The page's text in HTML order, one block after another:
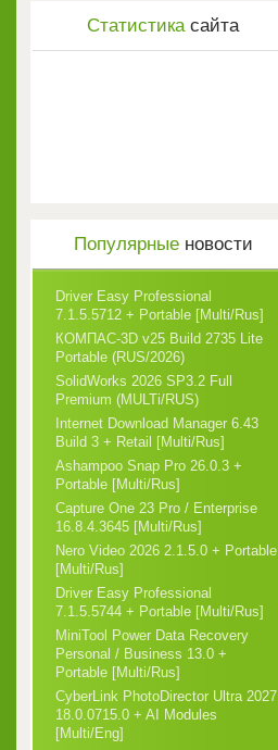
Статистикасайта
Популярныеновости
Driver Easy Professional
7.1.5.5712 + Portable [Multi/Rus]
КОМПАС-3D v25 Build 2735 Lite
Portable (RUS/2026)
SolidWorks 2026 SP3.2 Full
Premium (MULTi/RUS)
Internet Download Manager 6.43
Build 3 + Retail [Multi/Rus]
Ashampoo Snap Pro 26.0.3 +
Portable [Multi/Rus]
Capture One 23 Pro / Enterprise
16.8.4.3645 [Multi/Rus]
Nero Video 2026 2.1.5.0 + Portable
[Multi/Rus]
Driver Easy Professional
7.1.5.5744 + Portable [Multi/Rus]
MiniTool Power Data Recovery
Personal / Business 13.0 +
Portable [Multi/Rus]
CyberLink PhotoDirector Ultra 2027
18.0.0715.0 + AI Modules
[Multi/Eng]